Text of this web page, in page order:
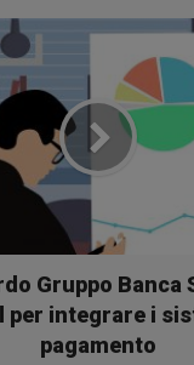
Gruppo Banca
per integrare i
pagamento